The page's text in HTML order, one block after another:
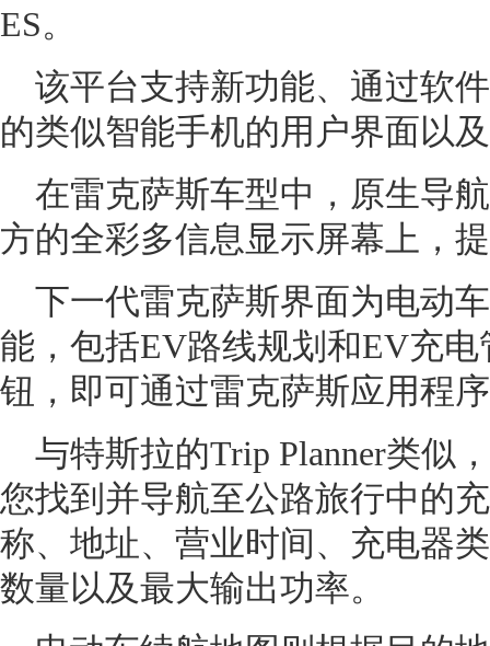
ES。
该平台支持新功能、通过软
的类似智能手机的用户界面以
在雷克萨斯车型中，原生导
方的全彩多信息显示屏幕上，
下一代雷克萨斯界面为电动
能，包括EV路线规划和EV充
钮，即可通过雷克萨斯应用程
与特斯拉的Trip Planner类似
您找到并导航至公路旅行中的
称、地址、营业时间、充电器
数量以及最大输出功率。